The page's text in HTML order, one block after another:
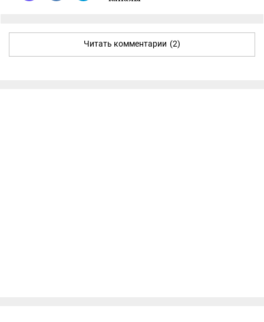
Читать комментарии (2)